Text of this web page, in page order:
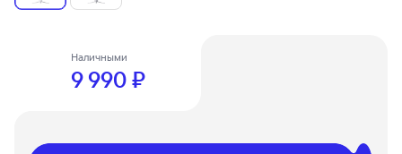
Наличными
9 990 ₽